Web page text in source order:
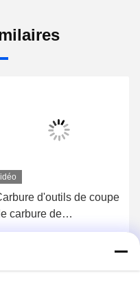
d'outils de coupe
carbure de
MC3+L filetant l'OEM